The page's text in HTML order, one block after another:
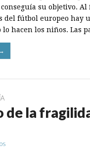
su objetivo. Al
del fútbol europeo hay
lo hacen los niños. Las
de la